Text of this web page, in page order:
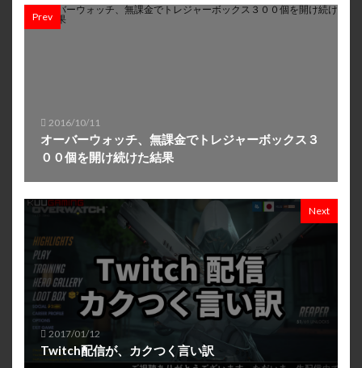
Prev
2016/10/11
オーバーウォッチ、無課金でトレジャーボックス３
００個を開け続けた結果
Next
2017/01/12
Twitch配信が、カクつく言い訳